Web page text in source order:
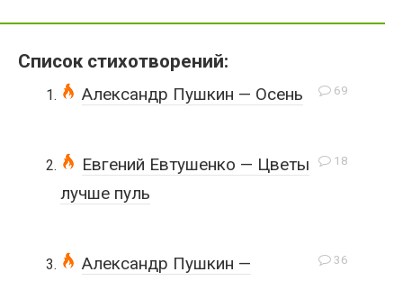
Список стихотворений:
69
Александр Пушкин — Осень
18
Евгений Евтушенко — Цветы
лучше пуль
36
Александр Пушкин —